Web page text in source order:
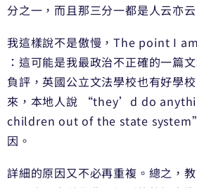
分之一，而且那三分一都是人云亦
我這樣說不是傲慢，The point I
：這可能是我最政治不正確的一篇
負評，英國公立文法學校也有好學
來，本地人說 “they’d do
children out of the state
因。
詳細的原因又不必再重複。總之，